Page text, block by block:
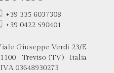
+39 335 6037308
+39 0422 590401
Giuseppe Verdi 23/E
Treviso (TV)
Italia
03648930273